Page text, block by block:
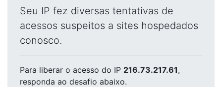
Seu IP fez diversas tentativas de
acessos suspeitos a sites hospedados
conosco.
Para liberar o acesso do IP 216.73.217.61,
responda ao desafio abaixo.